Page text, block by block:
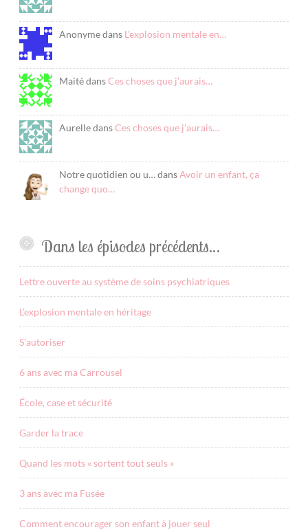
Anonyme dans L’explosion mentale en…
Maité dansCes choses que j’aurais…
Aurelle dansCes choses que j’aurais…
Notre quotidien ou u… dansAvoir un enfant, ça
change quo…
Dans les épisodes précédents…
Lettre ouverte au système de soins psychiatriques
L’explosion mentale en héritage
S’autoriser
6 ans avec ma Carrousel
École, case et sécurité
Garder la trace
Quand les mots « sortent tout seuls »
3 ans avec ma Fusée
Comment encourager son enfant à jouer seul